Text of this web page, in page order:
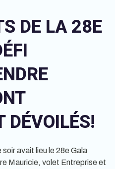
DE LA 28E
DÉVOILÉS!
avait lieu le 28e Gala
Mauricie, volet Entreprise et